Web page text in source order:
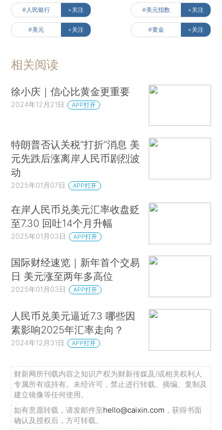
#人民银行 +关注 #美元指数 +关注
#美元 +关注 #黄金 +关注
相关阅读
徐小庆｜信心比黄金更重要
2024年12月21日 APP打开
特朗普否认关税“打折”消息 美
元先跌后涨离岸人民币剧烈波
动
2025年01月07日 APP打开
在岸人民币兑美元汇率收盘贬
至7.30 回吐14个月升幅
2025年01月03日 APP打开
国际财经速览｜新年首个交易
日 美元涨至两年多高位
2025年01月03日 APP打开
人民币兑美元逼近7.3 哪些因
素影响2025年汇率走向？
2024年12月31日 APP打开
财新网所刊载内容之知识产权为财新传媒及/或相关权利人
专属所有或持有。未经许可，禁止进行转载、摘编、复制及
建立镜像等任何使用。
如有意愿转载，请发邮件至hello@caixin.com ，获得书面
确认及授权后，方可转载。